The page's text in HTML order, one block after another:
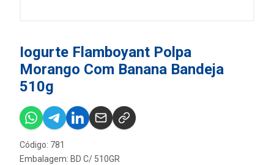
Iogurte Flamboyant Polpa
Morango Com Banana Bandeja
510g
Código: 781
Embalagem: BD C/ 510GR